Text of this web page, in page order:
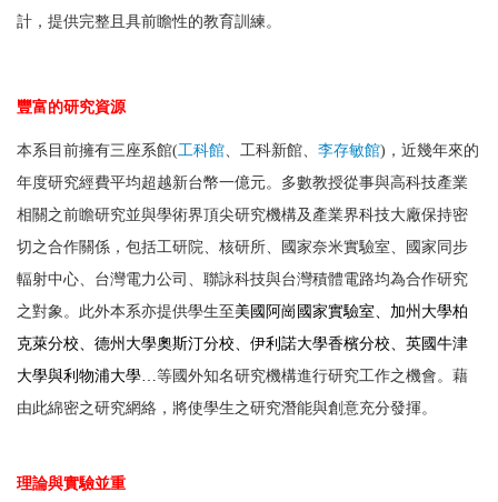
計，提供完整且具前瞻性的教育訓練。
豐富的研究資源
本系目前擁有三座系館(工科館 、工科新館、 李存敏館)，近幾年來的
年度研究經費平均超越新台幣一億元。多數教授從事與高科技產業
相關之前瞻研究並與學術界頂尖研究機構及產業界科技大廠保持密
切之合作關係，包括工研院、核研所、國家奈米實驗室、國家同步
輻射中心、台灣電力公司、 聯詠科技與台灣積體電路均為合作研究
之對象。此外本系亦提供學生至美國阿崗國家實驗室、加州大學柏
克萊分校、德州大學奧斯汀分校、伊利諾大學香檳分校
英國牛津
大學與利物浦大學
等國外知名研究機構進行研究工作之機會。藉
由此綿密之研究網絡，將使學生之研究潛能與創意充分發揮。
理論與實驗並重